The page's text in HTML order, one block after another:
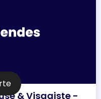
& Visagiste -